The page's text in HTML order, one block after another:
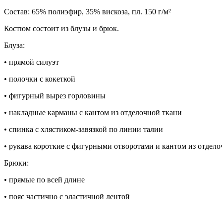
Состав: 65% полиэфир, 35% вискоза, пл. 150 г/м²
Костюм состоит из блузы и брюк.
Блуза:
• прямой силуэт
• полочки с кокеткой
• фигурный вырез горловины
• накладные карманы с кантом из отделочной ткани
• спинка с хлястиком-завязкой по линии талии
• рукава короткие с фигурными отворотами и кантом из
Брюки:
• прямые по всей длине
• пояс частично с эластичной лентой